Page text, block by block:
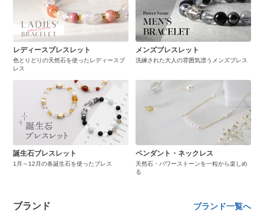
レディースブレスレット
色とりどりの天然石を使ったレディースブ
レス
メンズブレスレット
洗練された大人の雰囲気漂うメンズブレス
誕生石ブレスレット
1月～12月の各誕生石を使ったブレス
ペンダント・ネックレス
天然石・パワーストーンを一粒から楽しめ
る
ブランド ブランド一覧へ